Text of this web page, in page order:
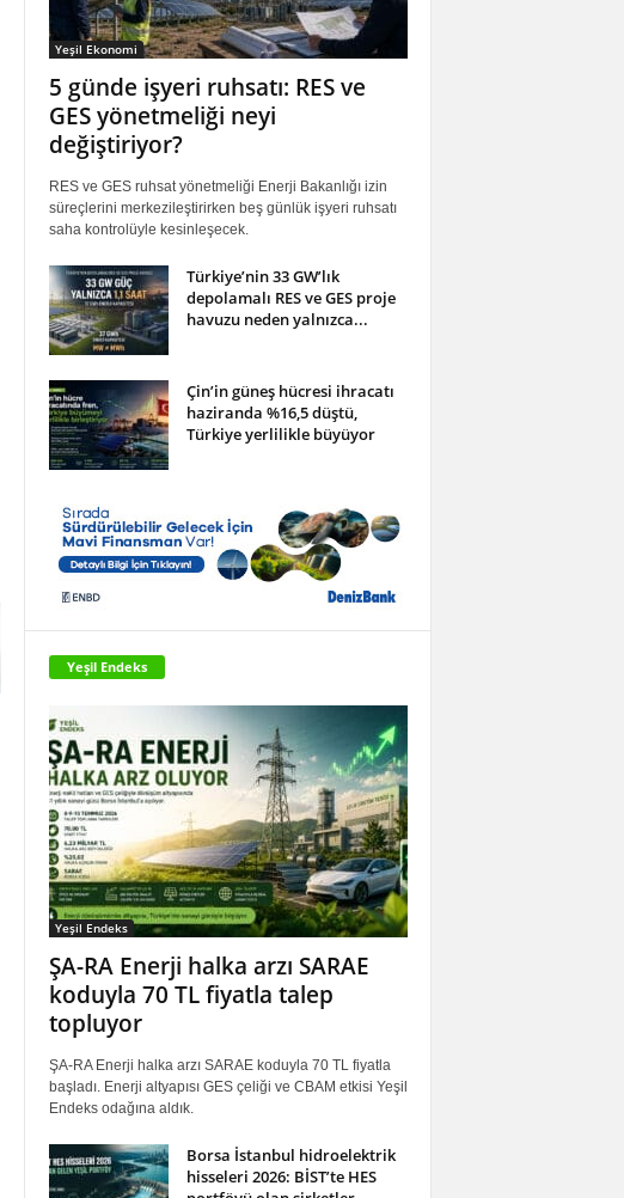
Yeşil Ekonomi
5 günde işyeri ruhsatı: RES ve
GES yönetmeliği neyi
değiştiriyor?
RES ve GES ruhsat yönetmeliği Enerji Bakanlığı izin
süreçlerini merkezileştirirken beş günlük işyeri ruhsatı
saha kontrolüyle kesinleşecek.
Türkiye’nin 33 GW’lık
depolamalı RES ve GES proje
havuzu neden yalnızca...
Çin’in güneş hücresi ihracatı
haziranda %16,5 düştü,
Türkiye yerlilikle büyüyor
Yeşil Endeks
Yeşil Endeks
ŞA-RA Enerji halka arzı SARAE
koduyla 70 TL fiyatla talep
topluyor
ŞA-RA Enerji halka arzı SARAE koduyla 70 TL fiyatla
başladı. Enerji altyapısı GES çeliği ve CBAM etkisi Yeşil
Endeks odağına aldık.
Borsa İstanbul hidroelektrik
hisseleri 2026: BİST’te HES